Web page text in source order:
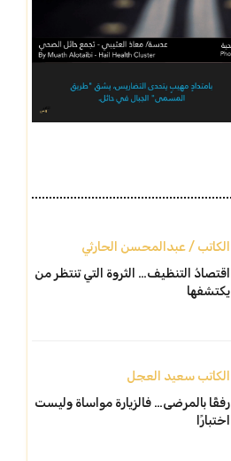
الكاتب / عبدالمحسن الحارثي
اقتصادُ التنظيف… الثروة التي تنتظر من
يكتشفها
الكاتب سعيد العجل
رفقًا بالمرضى… فالزيارة مواساة وليست
اختبارًا